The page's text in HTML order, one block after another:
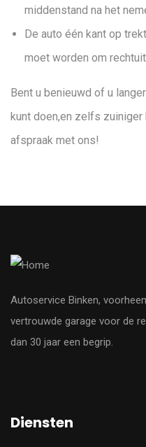
middenstand na het
De auto één kant op
moet worden om
Bent u benieuwd of u
kunt doen,en zelfs zuiniger
afspraak met ons!
Autoservice Binken,
vertrouwde garage voor de
dan 30 jaar een begrip.
Diensten